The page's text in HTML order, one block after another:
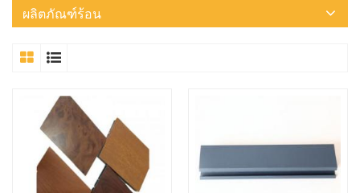
ผลิตภัณฑ์ร้อน